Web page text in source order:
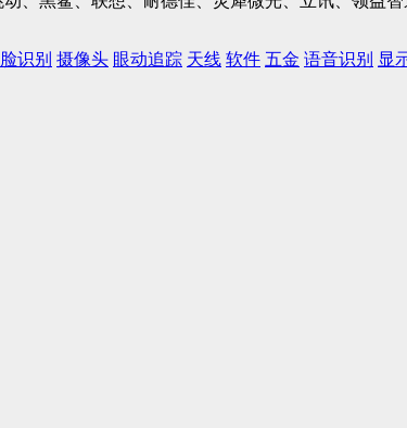
识别 摄像头 眼动追踪 天线 软件 五金 语音识别 显